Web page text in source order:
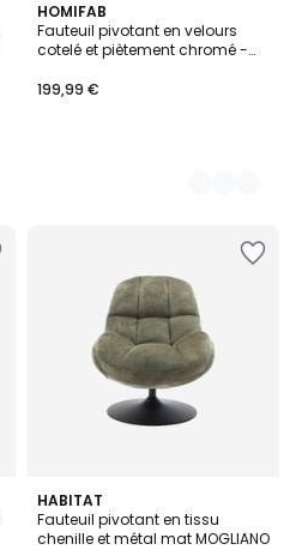
HOMIFAB
Fauteuil pivotant en velours
cotelé et piètement chromé -
199,99 €
2
Couleurs
HABITAT
Fauteuil pivotant en tissu
chenille et métal mat MOGLIANO
2
Couleurs